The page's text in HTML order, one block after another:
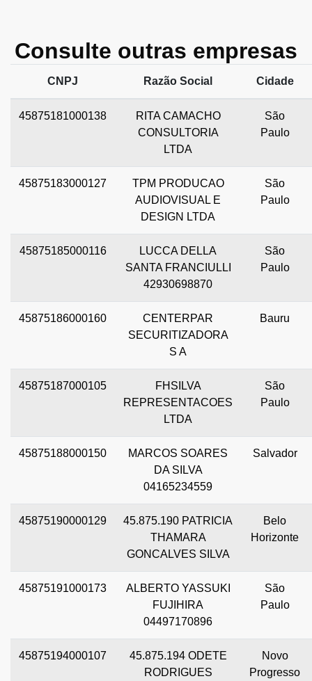
Consulte outras empresas
CNPJ Razão Social Cidade
45875181000138
RITA CAMACHO
CONSULTORIA
LTDA
São
Paulo
45875183000127
TPM PRODUCAO
AUDIOVISUAL E
DESIGN LTDA
São
Paulo
45875185000116
LUCCA DELLA
SANTA FRANCIULLI
42930698870
São
Paulo
45875186000160
CENTERPAR
SECURITIZADORA
S A
Bauru
45875187000105
FHSILVA
REPRESENTACOES
LTDA
São
Paulo
45875188000150
MARCOS SOARES
DA SILVA
04165234559
Salvador
45875190000129
45.875.190 PATRICIA
THAMARA
GONCALVES SILVA
Belo
Horizonte
45875191000173
ALBERTO YASSUKI
FUJIHIRA
04497170896
São
Paulo
45875194000107
45.875.194 ODETE
RODRIGUES
Novo
Progresso